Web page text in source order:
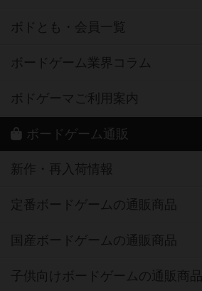
ボドとも・会員一覧
ボードゲーム業界コラム
ボドゲーマご利用案内
ボードゲーム通販
新作・再入荷情報
定番ボードゲームの通販商品
国産ボードゲームの通販商品
子供向けボードゲームの通販商品